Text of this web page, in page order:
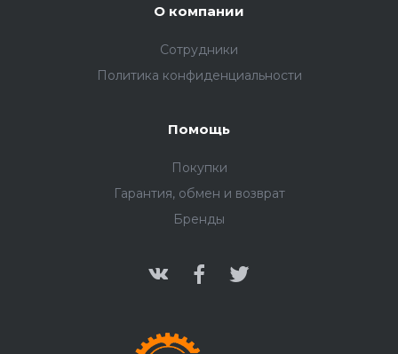
О компании
Сотрудники
Политика конфиденциальности
Помощь
Покупки
Гарантия, обмен и возврат
Бренды